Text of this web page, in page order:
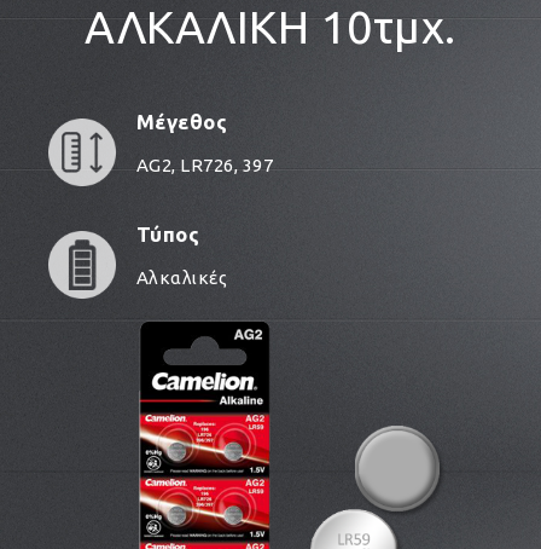
ΑΛKΑΛΙΚΗ 10τμχ.
Μέγεθος
AG2, LR726, 397
Τύπος
Αλκαλικές